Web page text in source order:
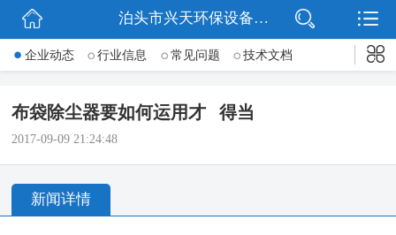
网站首页
泊头市兴天环保设备有限公司
企业动态 行业信息 常见问题 技术文档
布袋除尘器要如何运用才 得当
2017-09-09 21:24:48
新闻详情